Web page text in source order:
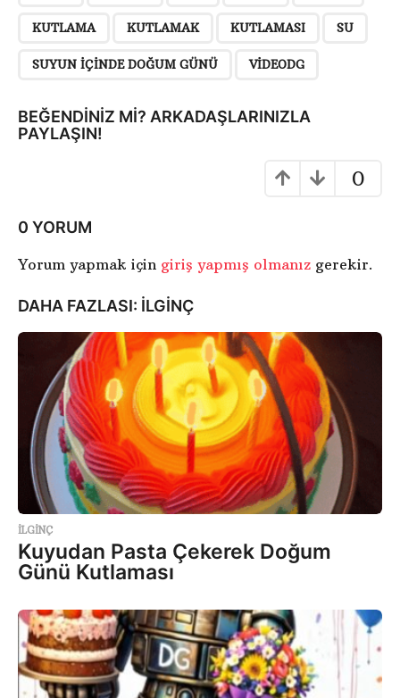
f
a
a
KUTLAMA KUTLAMAK KUTLAMASI SU
SUYUN IÇINDE DOĞUM GÜNÜ VIDEODG
BEĞENDINIZ MI? ARKADAŞLARINIZLA
PAYLAŞIN!
0
0 YORUM
Yorum yapmak için giriş yapmış olmanız gerekir.
DAHA FAZLASI: İLGINÇ
İLGINÇ
Kuyudan Pasta Çekerek Doğum
Günü Kutlaması